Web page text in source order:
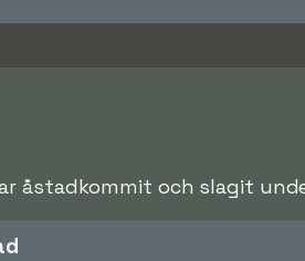
åstadkommit och slagit